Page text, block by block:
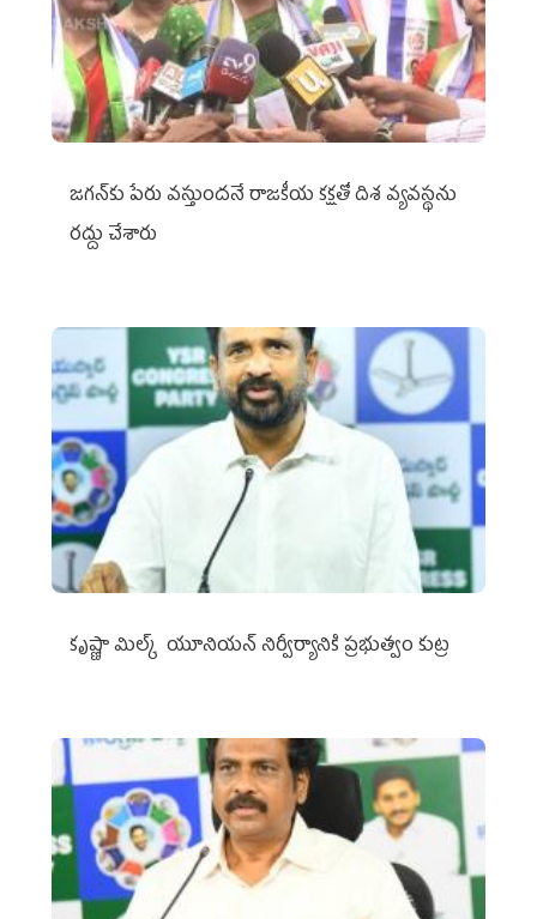
జగన్‌కు పేరు వస్తుందనే రాజకీయ కక్షతో దిశ వ్య‌వ‌స్థ‌ను
రద్దు చేశారు
కృష్ణా మిల్క్‌ యూనియన్‌ నిర్వీర్యానికి ప్రభుత్వం కుట్ర